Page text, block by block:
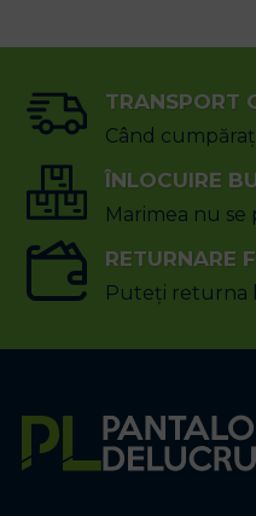
TRANSPORT
Când
ÎNLOCUIRE
Marimea nu se
RETURNARE
Puteți returna